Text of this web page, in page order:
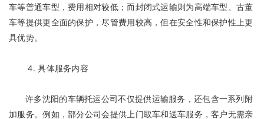
车等普通车型，费用相对较低；而封闭式运输则为高端车型、古董
车等提供更全面的保护，尽管费用较高，但在安全性和保护性上更
具优势。
4. 具体服务内容
许多沈阳的车辆托运公司不仅提供运输服务，还包含一系列附
加服务。例如，部分公司会提供上门取车和送车服务，客户无需亲